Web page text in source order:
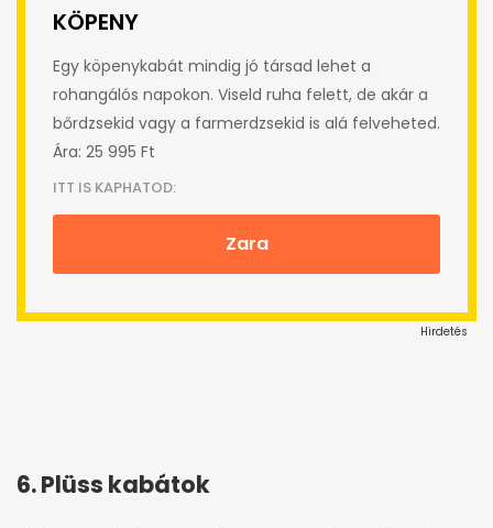
KÖPENY
Egy köpenykabát mindig jó társad lehet a
rohangálós napokon. Viseld ruha felett, de akár a
bőrdzsekid vagy a farmerdzsekid is alá felveheted.
Ára: 25 995 Ft
ITT IS KAPHATOD:
Zara
Hirdetés
6. Plüss kabátok